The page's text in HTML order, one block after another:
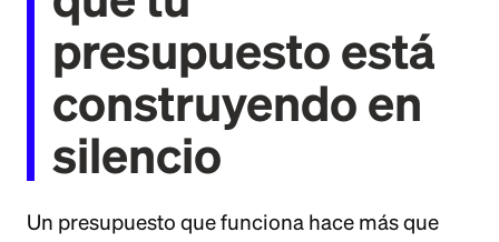
presupuesto está
construyendo en
silencio
Un presupuesto que funciona hace más que